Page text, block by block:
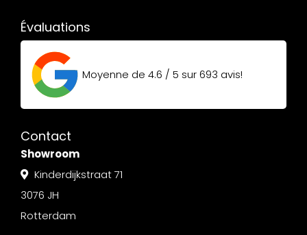
Évaluations
Moyenne de 4.6 / 5 sur693 avis!
Contact
Showroom
Kinderdijkstraat 71
3076 JH
Rotterdam